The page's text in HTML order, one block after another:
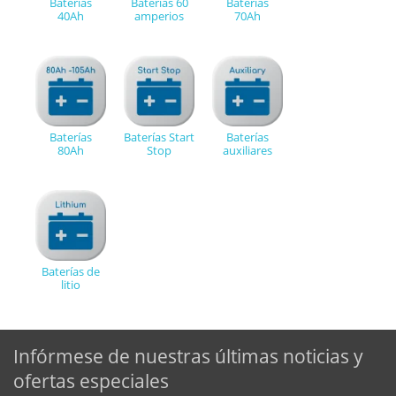
40Ah
amperios
70Ah
Baterías
80Ah
Baterías Start
Stop
Baterías
auxiliares
Baterías de
litio
Infórmese de nuestras últimas noticias y
ofertas especiales